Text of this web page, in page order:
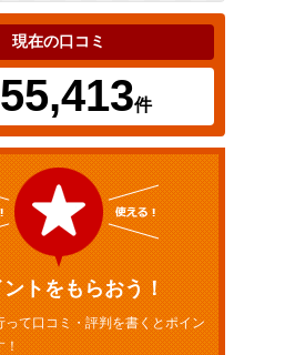
現在の口コミ
件
トをもらおう！
って口コミ・評判を書くとポイン
！